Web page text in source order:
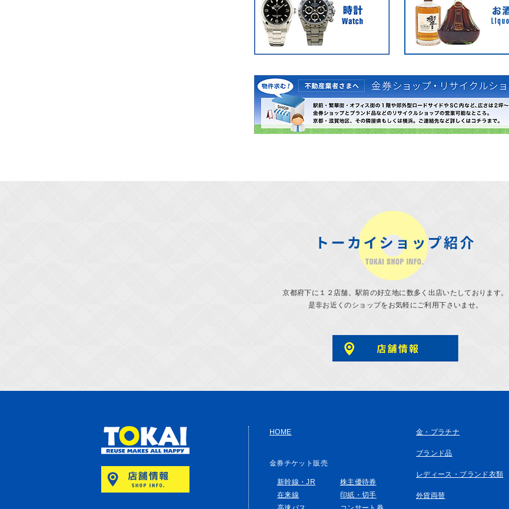
京都府下に１２店舗。駅前の好立地に数多く出店いたしております。
是非お近くのショップをお気軽にご利用下さいませ。
HOME
金券チケット販売
新幹線・JR
株主優待券
在来線
印紙・切手
金・プラチナ
ブランド品
レディース・ブランド衣類
外貨両替